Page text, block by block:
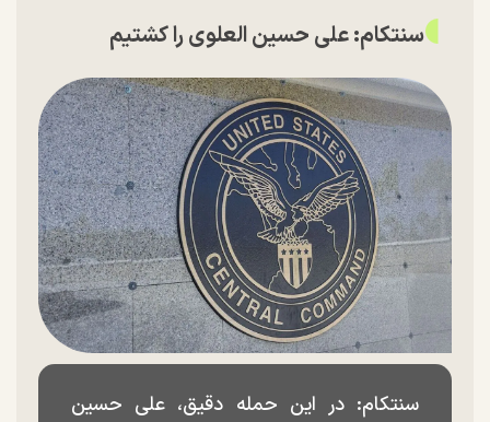
سنتکام: علی حسین العلوی را کشتیم‌
سنتکام: در این حمله دقیق، علی حسین